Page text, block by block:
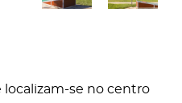
se no centro